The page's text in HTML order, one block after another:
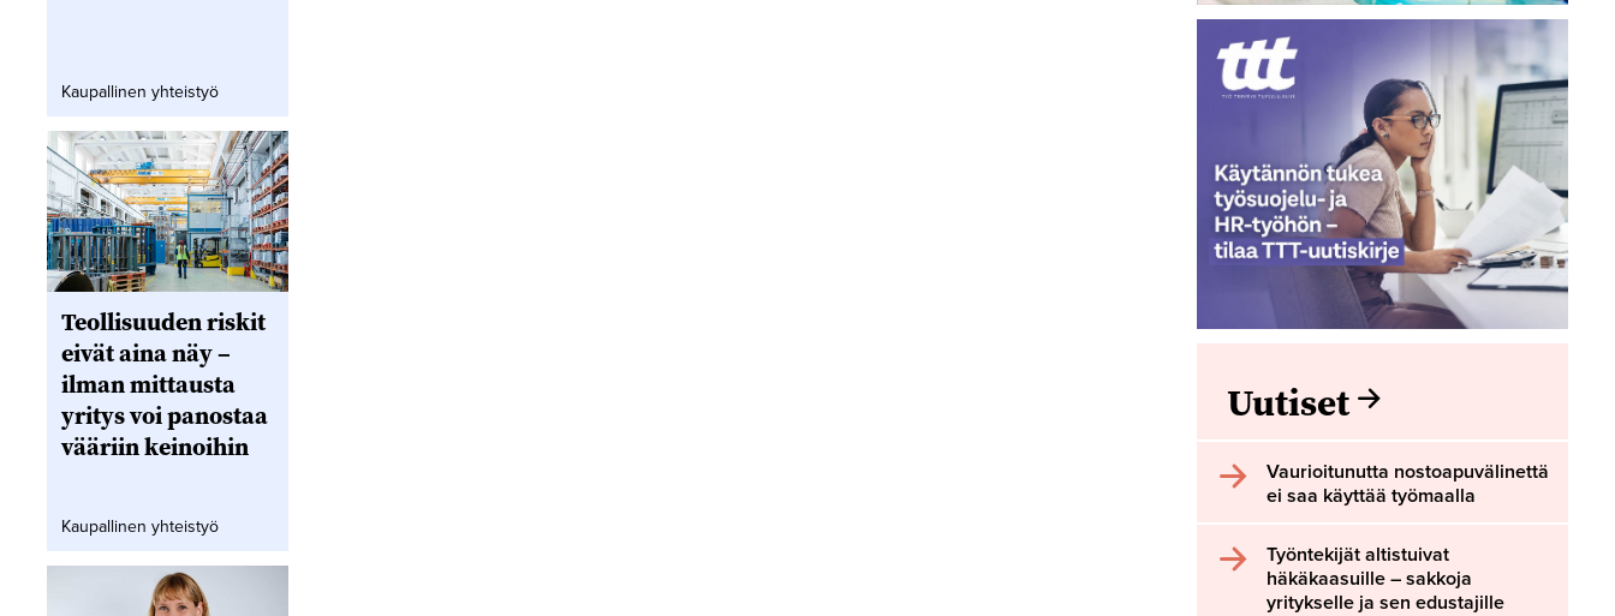
Kaupallinen yhteistyö
Teollisuuden riskit
eivät aina näy –
ilman mittausta
yritys voi panostaa
vääriin keinoihin
Kaupallinen yhteistyö
Uutiset
Vaurioitunutta nostoapuvälinettä
ei saa käyttää työmaalla
Työntekijät altistuivat
häkäkaasuille – sakkoja
yritykselle ja sen edustajille